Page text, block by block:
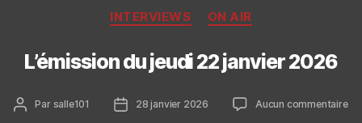
Catégories
INTERVIEWS ON AIR
L’émission du jeudi 22 janvier 2026
Auteur
Par salle101
Date28 janvier 2026 Aucun commentairesur